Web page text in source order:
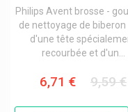
Dents enfants
Grossesse
Laits infantile et
Les soins bébé
Philips Avent brosse -
de nettoyage de biberon
d'une tête
recourbée et d'un...
6,71 € 9,59 €